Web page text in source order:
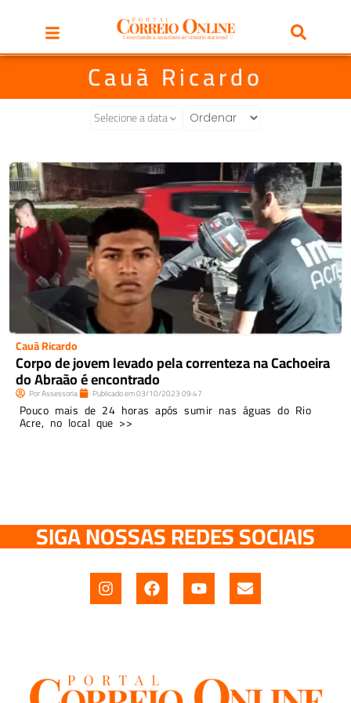
Cauã Ricardo
Selecione a data
Cauã Ricardo
Corpo de jovem levado pela correnteza na Cachoeira
do Abraão é encontrado
PorAssessoria Publicado em03/10/202309:47
Pouco mais de 24 horas após sumir nas águas do Rio
Acre, no local que >>
SIGA NOSSAS REDES SOCIAIS